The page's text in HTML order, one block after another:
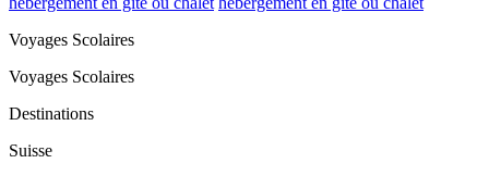
Voyages Scolaires
Voyages Scolaires
Destinations
Suisse